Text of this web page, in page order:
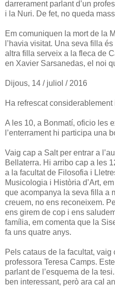
darrerament parlant d’un
i la Nuri. De fet, no queda
Em comuniquen la mort de la
l’havia visitat. Una seva filla
altra filla serveix a la fleca de
en Xavier Sarsanedas, el noi
Dijous, 14 / juliol / 2016
Ha refrescat considerablement
A les 10, a Bonmatí, oficio les
l’enterrament hi participa una
Vaig cap a Salt per entrar a
Bellaterra. Hi arribo cap a les
a la facultat de Filosofia i
Musicologia i Història d’Art,
que acompanya la seva filla a
creuem, no ens reconeixem.
ens girem de cop i ens
família, em comenta que la
fa uns quatre anys.
Pels cataus de la facultat, vaig
professora Teresa Camps.
parlant de l’esquema de la
ben interessant, però ara cal